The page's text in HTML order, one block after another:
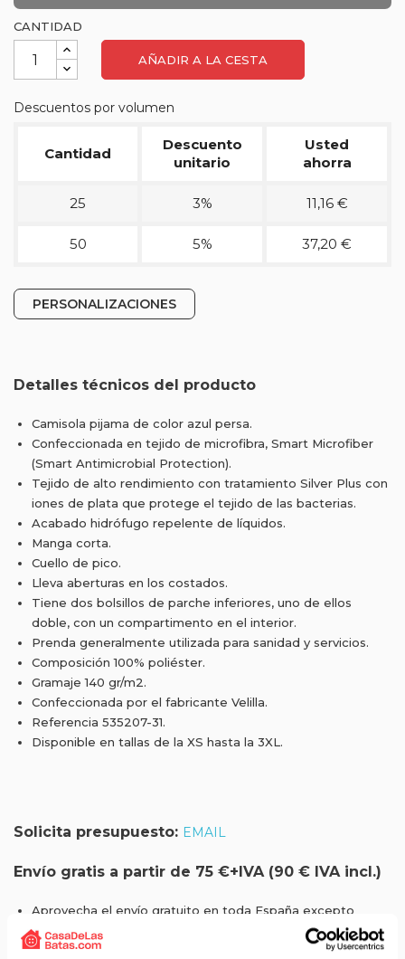
CANTIDAD
AÑADIR A LA CESTA
Descuentos por volumen
Cantidad
Descuento
unitario
Usted
ahorra
25 3% 11,16 €
50 5% 37,20 €
PERSONALIZACIONES
Detalles técnicos del producto
Camisola pijama de color azul persa.
Confeccionada en tejido de microfibra, Smart Microfiber
(Smart Antimicrobial Protection).
Tejido de alto rendimiento con tratamiento Silver Plus con
iones de plata que protege el tejido de las bacterias.
Acabado hidrófugo repelente de líquidos.
Manga corta.
Cuello de pico.
Lleva aberturas en los costados.
Tiene dos bolsillos de parche inferiores, uno de ellos
doble, con un compartimento en el interior.
Prenda generalmente utilizada para sanidad y servicios.
Composición 100% poliéster.
Gramaje 140 gr/m2.
Confeccionada por el fabricante Velilla.
Referencia 535207-31.
Disponible en tallas de la XS hasta la 3XL.
Solicita presupuesto: EMAIL
Envío gratis a partir de 75 €+IVA (90 € IVA incl.)
Aprovecha el envío gratuito en toda España excepto
Canarias, Baleares, Ceuta y Melilla.